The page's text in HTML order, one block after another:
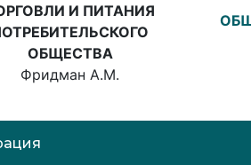
И ПИТАНИЯ
ОБЩЕСТВА
Фридман А.М.